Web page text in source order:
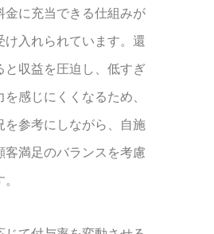
金に充当できる仕組みが
け入れられています。還
と収益を圧迫し、低すぎ
感じにくくなるため、
を参考にしながら、自施
客満足のバランスを考慮